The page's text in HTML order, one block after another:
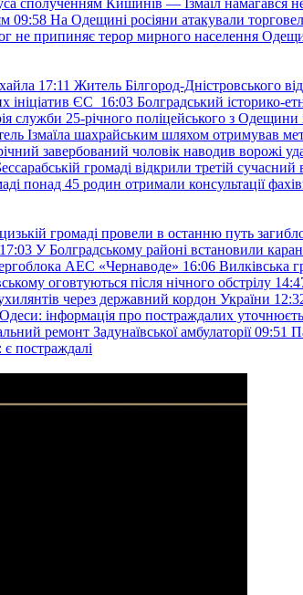
сполученням Кишинів — Ізмаїл намагався
09:58 На Одещині росіяни атакували
не припиняє терор мирного населення
17:11 Житель Білгород-Дністровського
ініціатив ЄС 16:03 Болградський історико-
служби 25-річного поліцейського з
Ізмаїла шахрайським шляхом отримував
завербований чоловік наводив ворожі
громаді відкрили третій
понад 45 родин отримали консультації
громаді провели в останню путь
17:03 У Болградському районі встановили
АЕС «Чернаводе» 16:06 Вилківська
оговтуються після нічного обстрілу
через державний кордон України
Одеси: інформація про постраждалих
ремонт Задунаївської амбулаторії 09:51
постраждалі